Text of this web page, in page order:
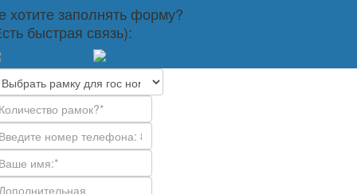
хотите заполнять форму?
быстрая связь):